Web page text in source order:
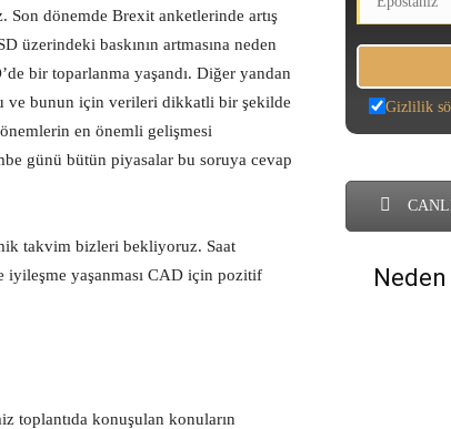
Son dönemde Brexit anketlerinde artış
üzerindeki baskının artmasına neden
bir toparlanma yaşandı. Diğer yandan
ve bunun için verileri dikkatli bir şekilde
en önemli gelişmesi
günü bütün piyasalar bu soruya cevap
takvim bizleri bekliyoruz. Saat
iyileşme yaşanması CAD için pozitif
toplantıda konuşulan konuların
Gizlilik